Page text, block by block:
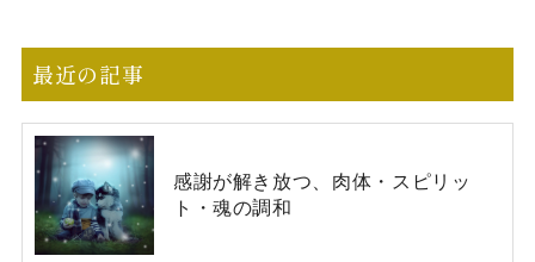
最近の記事
感謝が解き放つ、肉体・スピリッ
ト・魂の調和